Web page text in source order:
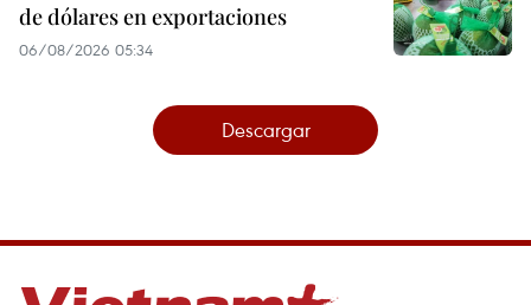
de dólares en exportaciones
06/08/2026 05:34
Descargar